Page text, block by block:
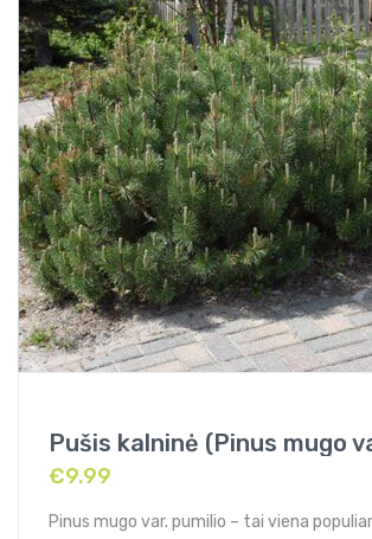
€9.99
Pinus mugo var. pumilio – tai viena